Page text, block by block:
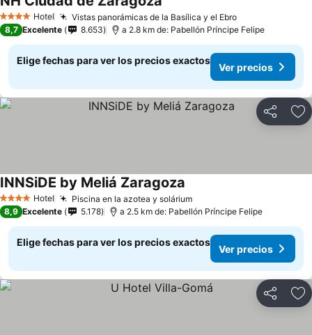
4 EstrellasHotel Vistas panorámicas de la Basílica y el EbroVer precios
8,7 Excelente 8.653 a 2.8 km de: Pabellón Príncipe Felipe
Elige fechas para ver los precios exactos
Ver precios
Compartir
4 EstrellasHotel Piscina en la azotea y soláriumVer precios
INNSiDE by Meliá Zaragoza
8,9 Excelente 5.178 a 2.5 km de: Pabellón Príncipe Felipe
Elige fechas para ver los precios exactos
Ver precios
Compartir